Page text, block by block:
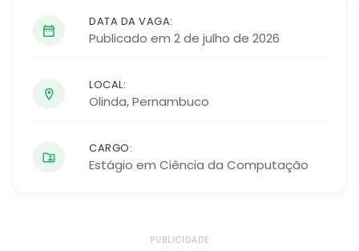
DATA DA VAGA:
Publicado em 2 de julho de 2026
LOCAL:
Olinda,Pernambuco
CARGO:
Estágio em Ciência da Computação
PUBLICIDADE